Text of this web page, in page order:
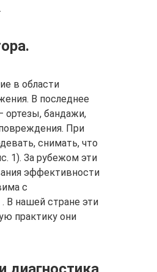
в области
В последнее
ортезы, бандажи,
При
снимать, что
1). За рубежом эти
эффективности
с
В нашей стране эти
практику они